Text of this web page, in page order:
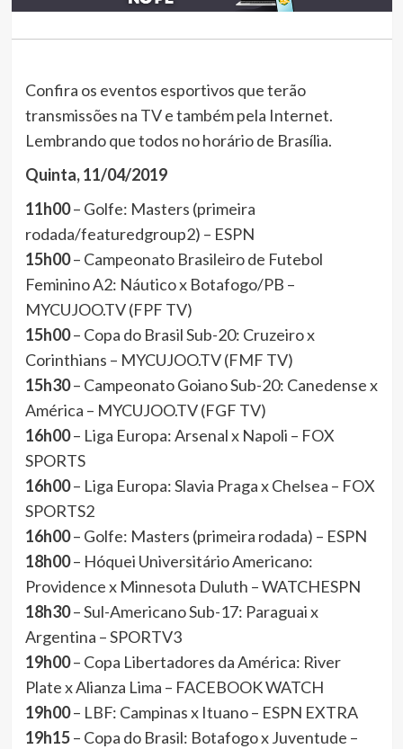
Confira os eventos esportivos que terão
transmissões na TV e também pela Internet.
Lembrando que todos no horário de Brasília.
Quinta, 11/04/2019
11h00– Golfe: Masters (primeira
rodada/featuredgroup2) – ESPN
15h00– Campeonato Brasileiro de Futebol
Feminino A2: Náutico x Botafogo/PB –
MYCUJOO.TV (FPF TV)
15h00– Copa do Brasil Sub-20: Cruzeiro x
Corinthians – MYCUJOO.TV (FMF TV)
15h30– Campeonato Goiano Sub-20: Canedense x
América – MYCUJOO.TV (FGF TV)
16h00– Liga Europa: Arsenal x Napoli – FOX
SPORTS
16h00– Liga Europa: Slavia Praga x Chelsea – FOX
SPORTS2
16h00– Golfe: Masters (primeira rodada) – ESPN
18h00– Hóquei Universitário Americano:
Providence x Minnesota Duluth – WATCHESPN
18h30– Sul-Americano Sub-17: Paraguai x
Argentina – SPORTV3
19h00– Copa Libertadores da América: River
Plate x Alianza Lima – FACEBOOK WATCH
19h00– LBF: Campinas x Ituano – ESPN EXTRA
19h15– Copa do Brasil: Botafogo x Juventude –